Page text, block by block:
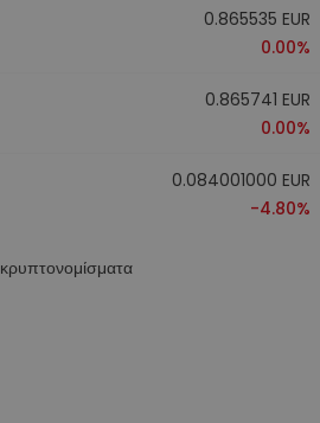
0.865535 EUR
0.00%
0.865741 EUR
0.00%
0.084001000 EUR
-4.80%
κρυπτονομίσματα